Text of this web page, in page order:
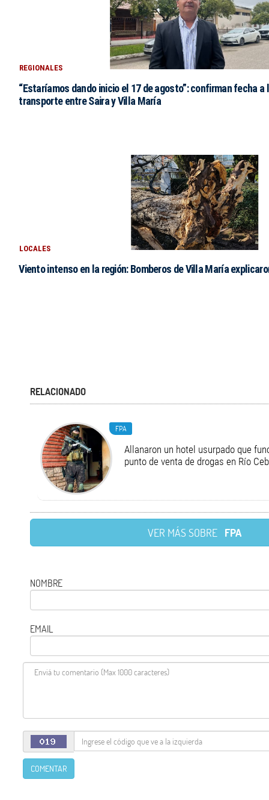
REGIONALES
“Estaríamos dando inicio el 17 de agosto”: confirman fecha
transporte entre Saira y Villa María
LOCALES
Viento intenso en la región: Bomberos de Villa María
RELACIONADO
FPA
Allanaron un hotel usurpado que
punto de venta de drogas en Río
VER MÁS SOBRE FPA
NOMBRE
EMAIL
COMENTAR